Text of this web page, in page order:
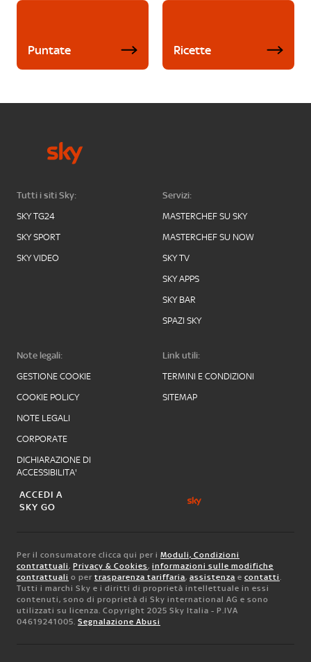
Puntate Ricette
Tutti i siti Sky:
SKY TG24
SKY SPORT
SKY VIDEO
Servizi:
MASTERCHEF SU SKY
MASTERCHEF SU NOW
SKY TV
SKY APPS
SKY BAR
SPAZI SKY
Note legali:
GESTIONE COOKIE
COOKIE POLICY
NOTE LEGALI
CORPORATE
DICHIARAZIONE DI
ACCESSIBILITA'
Link utili:
TERMINI E CONDIZIONI
SITEMAP
ACCEDI A
SKY GO
Per il consumatore clicca qui per i Moduli, Condizioni
contrattuali , Privacy & Cookies, informazioni sulle modifiche
contrattuali o per trasparenza tariffaria, assistenza e contatti
Tutti i marchi Sky e i diritti di proprietà intellettuale in essi
contenuti, sono di proprietà di Sky international AG e sono
utilizzati su licenza. Copyright 2025 Sky Italia - P.IVA
04619241005. Segnalazione Abusi